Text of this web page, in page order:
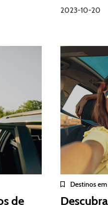
2023-10-20
de
Destinos